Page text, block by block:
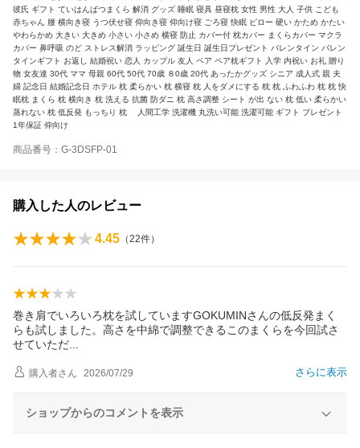
彼氏 ギフト ていはんぱつまくら 解消 グッズ 睡眠 寝具 昼寝枕 女性 男性 大人 子供 こども
赤ちゃん 腰 横向き寝 うつ伏せ寝 仰向き寝 仰向け寝 ごろ寝 快眠 ピロー 硬い かため かたい
やわらかめ 大きい 大きめ 小さい 小さめ 横寝 防止 カバー付 枕カバー まくらカバー マクラ
カバー 鼻呼吸 のど ストレス解消 ラッピング 誕生日 誕生日プレゼント バレンタイン バレン
タインギフト お返し 結婚祝い 恋人 カップル 友人 ペア ペア枕ギフト 入学 内祝い お礼 贈り
物 女友達 30代 ママ 母親 60代 50代 70歳 ８0歳 20代 あったかグッズ シニア 成人式 親 夫
婦 記念日 結婚記念日 ホテル 枕 柔らかい 枕 横寝 枕 人をダメにする 枕 枕 ふわふわ 枕 枕 快
眠枕 まくら 枕 横向き 枕 洗える 抗菌 防ダニ 枕 高さ調整 シート が出 ない 枕 低い 柔らかい
蒸れない 枕 低反発 もっちり 枕 人間工学 洗濯機 丸洗い可能 洗濯可能 ギフト プレゼント
1年保証 仰向け
商品番号：G-3DSFP-01
購入した人のレビュー
4.45 （22件）
巻き肩でいろいろ枕を試していますGOKUMINさんの低反発まく
らも試しました。高さを中綿で調整できるこのまくらを今回試さ
せていただ
さらに表示
購入者さん 2026/07/29
ショップからのコメントを表示